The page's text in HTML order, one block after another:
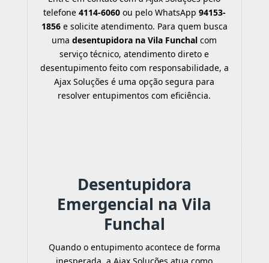
telefone 4114-6060ou pelo WhatsApp 94153-
1856e solicite atendimento. Para quem busca
umadesentupidora na Vila Funchal com
serviço técnico, atendimento direto e
desentupimento feito com responsabilidade, a
Ajax Soluções é uma opção segura para
resolver entupimentos com eficiência.
Desentupidora
Emergencial na Vila
Funchal
Quando o entupimento acontece de forma